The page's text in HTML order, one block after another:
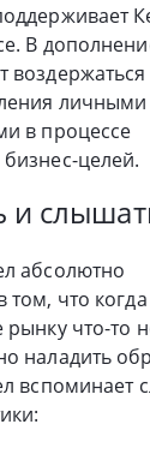
В
воздержаться
личными
в процессе
целей.
и
абсолютно
том, что
рынку что-то
наладить
вспоминает